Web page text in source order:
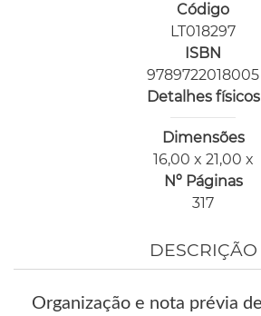
Código
LT018297
ISBN
9789722018005
Detalhes físicos
Dimensões
16,00 x 21,00 x
Nº Páginas
317
DESCRIÇÃO
Organização e nota prévia